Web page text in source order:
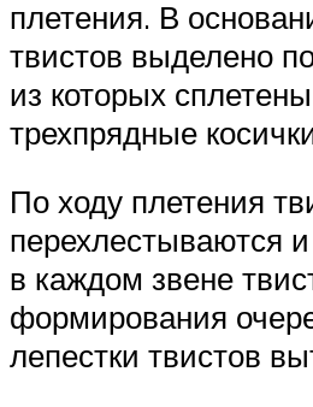
плетения. В
твистов выделено
из которых
трехпрядные
По ходу плетения
перехлестываются
в каждом звене
формирования
лепестки твистов